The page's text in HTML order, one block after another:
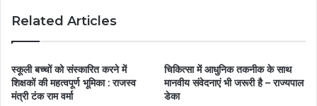
Related Articles
स्कूली बच्चों को संस्कारित करने में
शिक्षकों की महत्वपूर्ण भूमिका : राजस्व
मंत्री टंक राम वर्मा
चिकित्सा में आधुनिक तकनीक के साथ
मानवीय संवेदनाएं भी जरूरी है – राज्यपाल
डेका